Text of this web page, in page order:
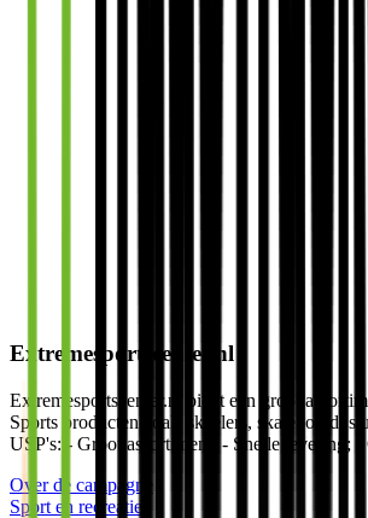
Extremesportscenter.nl
Extremesportscenter.nl biedt een groot
Sports producten zoals skeelers, skateboard,
USP's: - Groot assortiment; - Snelle levering;
Over de campagne
Sport en recreatie